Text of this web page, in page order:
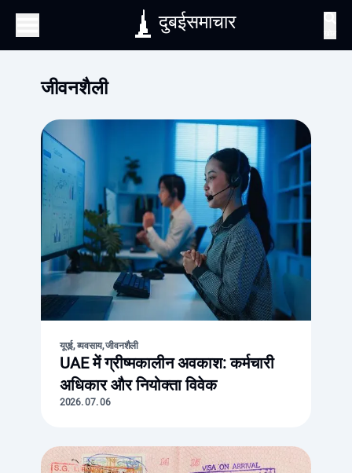
दुबईसमाचार
जीवनशैली
यूएई, व्यवसाय, जीवनशैली
UAE में ग्रीष्मकालीन अवकाश: कर्मचारी
अधिकार और नियोक्ता विवेक
2026. 07. 06